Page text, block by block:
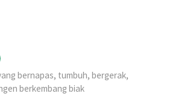
bernapas, tumbuh, bergerak,
berkembang biak